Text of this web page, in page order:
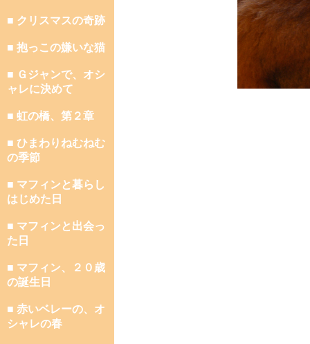
■ クリスマスの奇跡
■ 抱っこの嫌いな猫
■ Ｇジャンで、オシ
ャレに決めて
■ 虹の橋、第２章
■ ひまわりねむねむ
の季節
■ マフィンと暮らし
はじめた日
■ マフィンと出会っ
た日
■ マフィン、２０歳
の誕生日
■ 赤いベレーの、オ
シャレの春